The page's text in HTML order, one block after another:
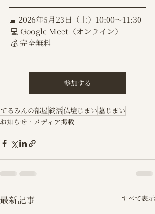
📅 2026年5月23日（土）10:00〜11:30
💻 Google Meet（オンライン）
💰 完全無料
参加する
てるみんの部屋終活仏壇じまい墓じまい
お知らせ・メディア掲載
最新記事 すべて表示